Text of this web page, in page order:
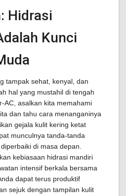
Hidrasi
Kunci
tampak sehat, kenyal, dan
hal yang mustahil di tengah
AC, asalkan kita memahami
dan tahu cara menanganinya
gejala kulit kering ketat
munculnya tanda-tanda
di masa depan.
kebiasaan hidrasi mandiri
intensif berkala bersama
dapat terus produktif
sejuk dengan tampilan kulit